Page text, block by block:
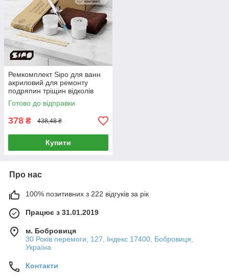
Ремкомплект Sipo для ванн
акриловий для ремонту
подряпин тріщин відколів
Готово до відправки
378 ₴ 438,48 ₴
Купити
Про нас
100% позитивних з 222 відгуків за рік
Працює з 31.01.2019
м. Бобровиця
30 Років перемоги, 127, Індекс 17400, Бобровиця,
Україна
Контакти